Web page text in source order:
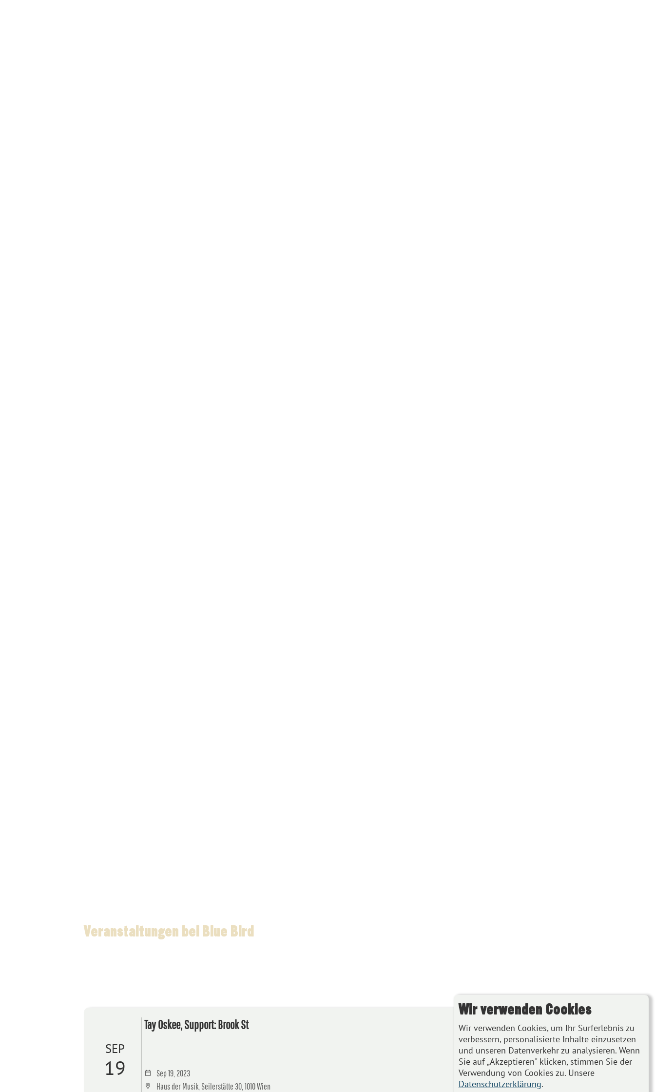
Wir verwenden Cookies
Wir verwenden Cookies, um Ihr Surferlebnis zu
verbessern, personalisierte Inhalte einzusetzen
und unseren Datenverkehr zu analysieren. Wenn
Sie auf „Akzeptieren" klicken, stimmen Sie der
Verwendung von Cookies zu. Unsere
Datenschutzerklärung.
Veranstaltungen bei Blue Bird
SEP
19
Tay Oskee, Support: Brook St
Sep 19, 2023
Haus der Musik, Seilerstätte 30, 1010 Wien